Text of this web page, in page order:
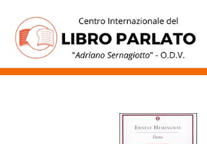
contenuto